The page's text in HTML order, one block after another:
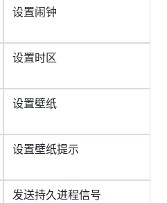
设置闹钟
设置时区
设置壁纸
设置壁纸提示
发送持久进程信号